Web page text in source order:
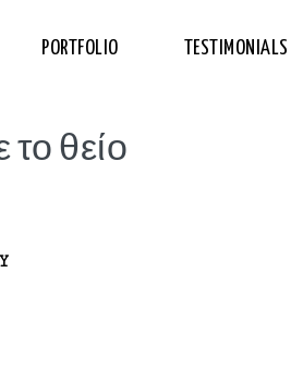
PORTFOLIO TESTIMONIALS
θείο